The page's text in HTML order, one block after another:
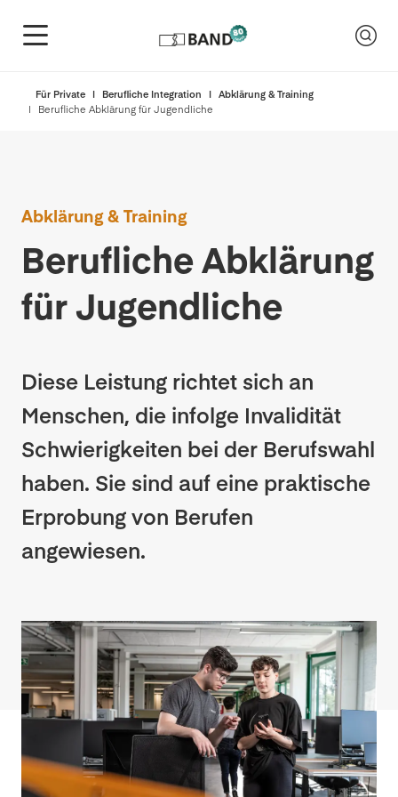
Für Private Berufliche Integration
Abklärung & Training
Berufliche Abklärung für Jugendliche
Abklärung & Training
Berufliche Abklärung
für Jugendliche
Diese Leistung richtet sich an
Menschen, die infolge Invalidität
Schwierigkeiten bei der Berufswahl
haben. Sie sind auf eine praktische
Erprobung von Berufen
angewiesen.